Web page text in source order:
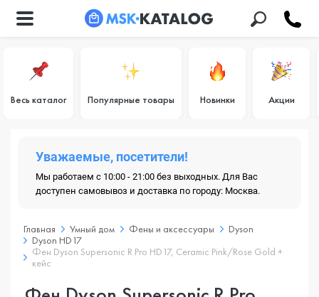
Весь каталог Популярные товары Новинки Акции
Уважаемые, посетители!
Мы работаем с 10:00 - 21:00 без выходных. Для Вас
доступен самовывоз и доставка по городу: Москва.
Главная Умный дом Фены и аксессуары
Dyson
Dyson HD17
Фен Dyson Supersonic R Pro HD17, Ceramic Pink/Rose Gold +
кейс